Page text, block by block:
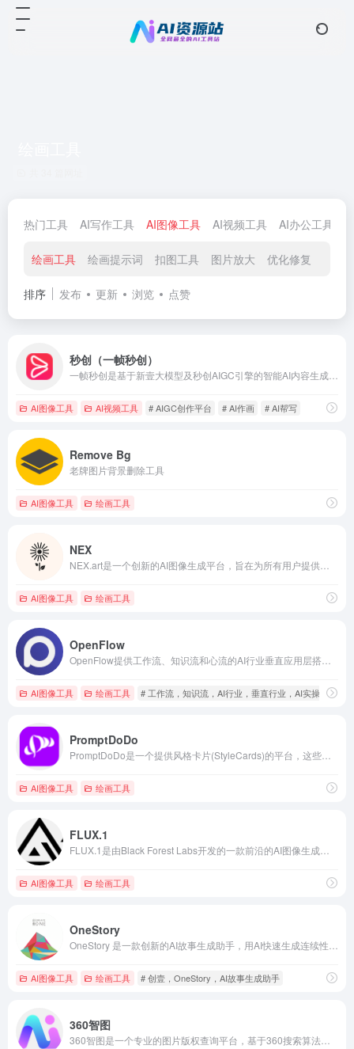
热门工具 AI写作工具 AI图像工具 AI视频工具 AI办公工具
绘画工具 绘画提示词 扣图工具 图片放大 优化修复
排序 发布 更新 浏览 点赞
秒创（一帧秒创）
AI图像工具 AI视频工具 # AIGC创作平台 # AI作画 # AI帮写
Remove Bg
老牌图片背景删除工具
AI图像工具 绘画工具
NEX
AI图像工具 绘画工具
OpenFlow
AI图像工具 绘画工具 # 工作流，知识流，AI行业，垂直行业，AI实操平台，
PromptDoDo
AI图像工具 绘画工具
FLUX.1
AI图像工具 绘画工具
OneStory
AI图像工具 绘画工具 # 创壹，OneStory，AI故事生成助手
360智图